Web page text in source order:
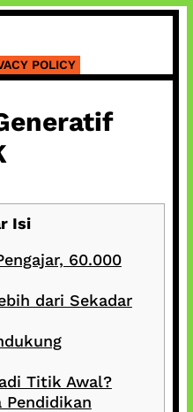
POLICY
Isi
60.000
dari Sekadar
Titik Awal?
Pendidikan